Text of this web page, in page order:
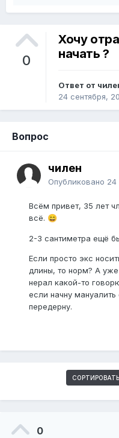
0
Хочу
начать ?
Ответ от
24 сентября,
Вопрос
чилен
Опубликовано 24
Всём привет, 35 лет
всё. 😄
2-3 сантиметра ещё
Если просто экс
длины, то норм? А
нерал какой-то
если начну мануалить
передерну.
0